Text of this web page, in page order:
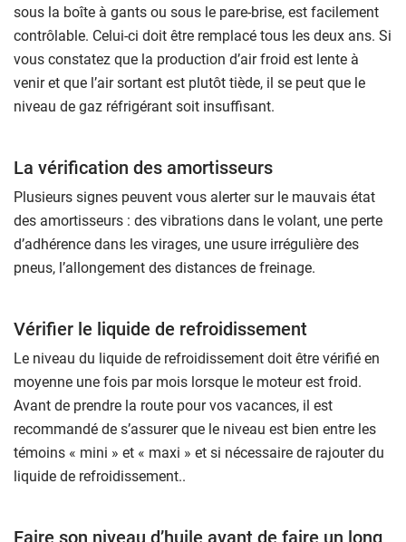
sous la boîte à gants ou sous le pare-brise, est facilement
contrôlable. Celui-ci doit être remplacé tous les deux ans. Si
vous constatez que la production d’air froid est lente à
venir et que l’air sortant est plutôt tiède, il se peut que le
niveau de gaz réfrigérant soit insuffisant.
La vérification des amortisseurs
Plusieurs signes peuvent vous alerter sur le mauvais état
des amortisseurs : des vibrations dans le volant, une perte
d’adhérence dans les virages, une usure irrégulière des
pneus, l’allongement des distances de freinage.
Vérifier le liquide de refroidissement
Le niveau du liquide de refroidissement doit être vérifié en
moyenne une fois par mois lorsque le moteur est froid.
Avant de prendre la route pour vos vacances, il est
recommandé de s’assurer que le niveau est bien entre les
témoins « mini » et « maxi » et si nécessaire de rajouter du
liquide de refroidissement..
Faire son niveau d’huile avant de faire un long